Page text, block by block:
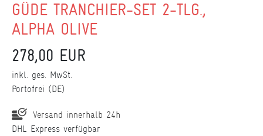
GÜDE TRANCHIER-SET 2-TLG.,
ALPHA OLIVE
278,00 EUR
inkl. ges. MwSt.
Portofrei (DE)
Versand innerhalb 24h
DHL Express verfügbar